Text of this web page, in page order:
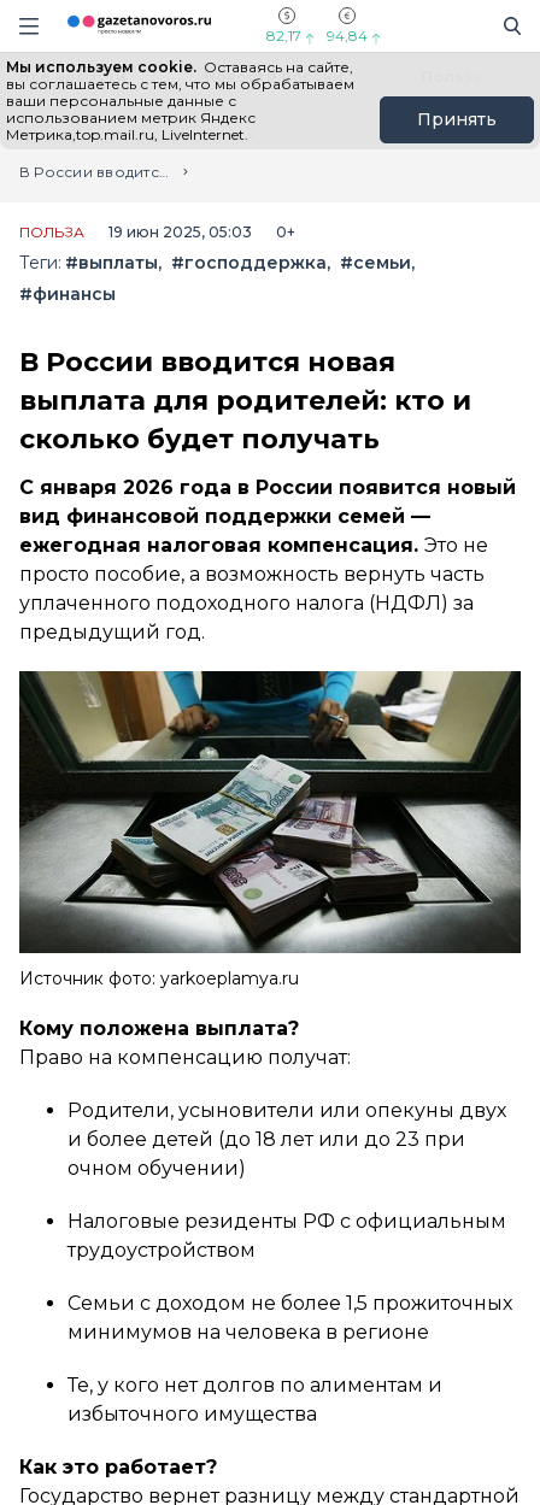
Информационный портал "ГазетаНоворос.ру"
Навигация сайта
82,17 94,84
Мы используем cookie. Оставаясь на сайте,
вы соглашаетесь с тем, что мы обрабатываем
ваши персональные данные с
использованием метрик Яндекс
Метрика,top.mail.ru, LiveInternet.
Принять
Все новости Новости России
Главная
Лента новостей
В России вводится новая выплата для родителей: кто и сколько будет получать
ПОЛЬЗА 19 июн 2025, 05:03 0+
Теги: #выплаты #господдержка
#семьи
#финансы
В России вводится новая
выплата для родителей: кто и
сколько будет получать
С января 2026 года в России появится новый
вид финансовой поддержки семей —
ежегодная налоговая компенсация. Это не
просто пособие, а возможность вернуть часть
уплаченного подоходного налога (НДФЛ) за
предыдущий год.
Источник фото: yarkoeplamya.ru
Кому положена выплата?
Право на компенсацию получат:
Родители, усыновители или опекуны двух
и более детей (до 18 лет или до 23 при
очном обучении)
Налоговые резиденты РФ с официальным
трудоустройством
Семьи с доходом не более 1,5 прожиточных
минимумов на человека в регионе
Те, у кого нет долгов по алиментам и
избыточного имущества
Как это работает?
Государство вернет разницу между стандартной